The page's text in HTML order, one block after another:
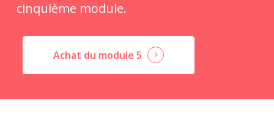
cinquième module.
Achat du module 5